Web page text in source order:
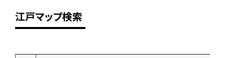
江戸マップ検索